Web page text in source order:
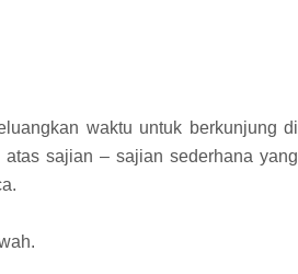
waktu untuk berkunjung di
sajian – sajian sederhana yang